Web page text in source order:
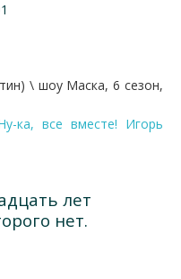
\ шоу Маска, 6 сезон,
ка, все вместе! Игорь
лет
нет.